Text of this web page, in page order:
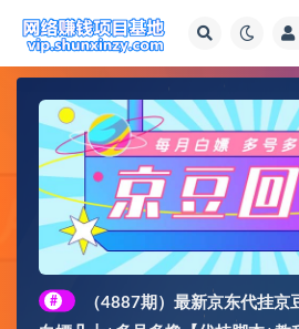
#
（4887期）最新京东代挂京